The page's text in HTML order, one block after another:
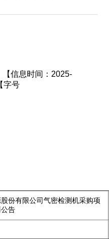
【信息时间：2025-
【字号
份有限公司气密检测机采购项
告